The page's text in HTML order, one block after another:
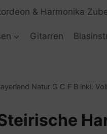
& Harmonika
Gitarren
Natur G C F B inkl.